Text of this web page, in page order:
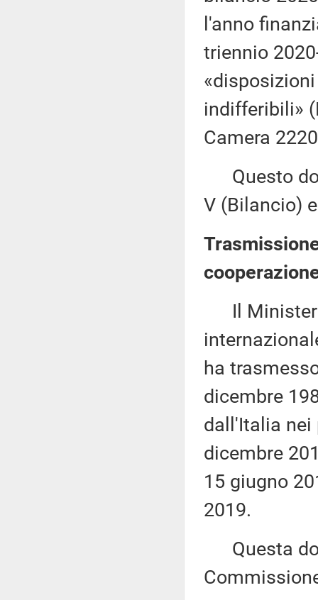
l'anno
triennio
indifferibili»
Camera
Questo
V (Bilancio)
Il
ha
dicembre
dall'Italia nei
dicembre
15 giugno
2019.
Questa